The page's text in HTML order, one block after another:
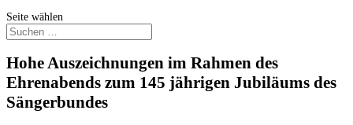
Seite wählen
Hohe Auszeichnungen im Rahmen des
Ehrenabends zum 145 jährigen Jubiläums des
Sängerbundes